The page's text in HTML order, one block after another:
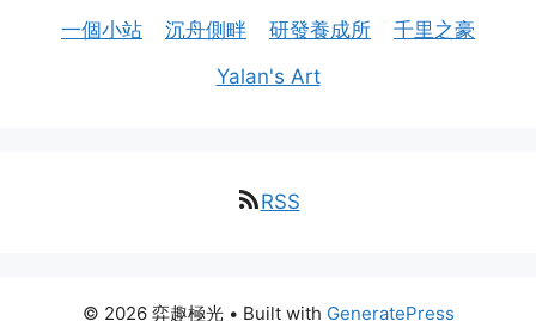
一個小站 沉舟側畔 研發養成所
千里之豪
Yalan's Art
RSS
© 2026 弈趣極光• Built with GeneratePress